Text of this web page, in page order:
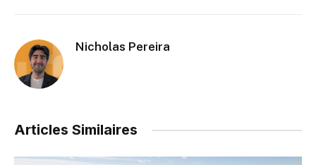
Nicholas Pereira
Articles Similaires